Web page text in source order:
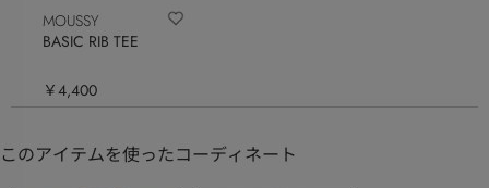
MOUSSY
BASIC RIB TEE
￥4,400
このアイテムを使ったコーディネート